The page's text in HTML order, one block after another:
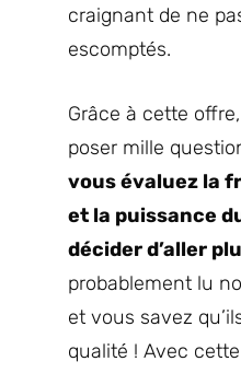
craignant de ne
escomptés.
Grâce à cette
poser mille
vous évaluez la
et la puissance
décider d’aller
probablement lu
et vous savez
qualité ! Avec